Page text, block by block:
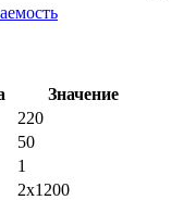
Значение
220
50
1
2х1200